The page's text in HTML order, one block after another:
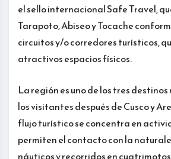
el sello internacional Safe Travel,
Tarapoto, Abiseo y Tocache
circuitos y/o corredores turísticos,
atractivos espacios físicos.
La región es uno de los tres
los visitantes después de Cusco y
flujo turístico se concentra en
permiten el contacto con la
náuticos y recorridos en